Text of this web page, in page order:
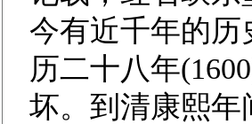
今有近千年的
历二十八年
坏。到清康熙